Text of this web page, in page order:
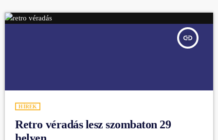
insert_link
HÍREK
Retro véradás lesz szombaton 29